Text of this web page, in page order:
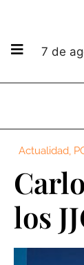
7 de
Actualidad,
los